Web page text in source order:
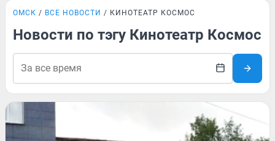
ОМСК ВСЕ НОВОСТИ КИНОТЕАТР КОСМОС
Новости по тэгу Кинотеатр Космос